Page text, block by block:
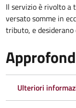
Il servizio è rivolto
versato somme in
tributo, e
Ulteriori